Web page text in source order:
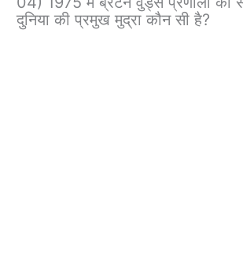
दुनिया की प्रमुख मुद्रा कौन सी है?